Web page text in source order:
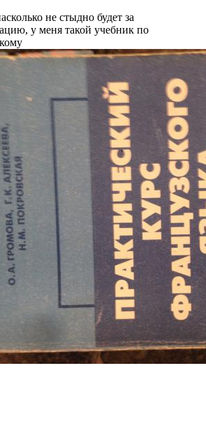
не стыдно будет за
у меня такой учебник по